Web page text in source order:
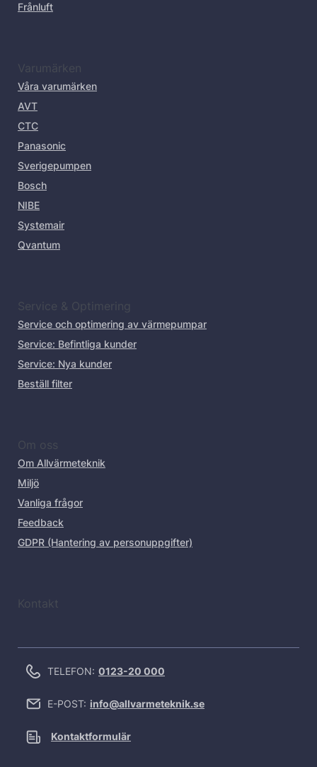
Frånluft
Varumärken
Våra varumärken
AVT
CTC
Panasonic
Sverigepumpen
Bosch
NIBE
Systemair
Qvantum
Service & Optimering
Service och optimering av värmepumpar
Service: Befintliga kunder
Service: Nya kunder
Beställ filter
Om oss
Om Allvärmeteknik
Miljö
Vanliga frågor
Feedback
GDPR (Hantering av personuppgifter)
Kontakt
TELEFON: 0123-20 000
E-POST: info@allvarmeteknik.se
Kontaktformulär